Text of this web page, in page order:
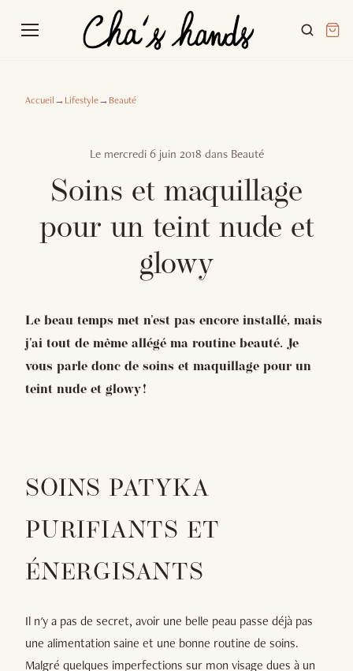
Accueil→Lifestyle→Beauté
Le mercredi 6 juin 2018 dans Beauté
Soins et maquillage
pour un teint nude et
glowy
Le beau temps met n'est pas encore installé, mais
j'ai tout de même allégé ma routine beauté. Je
vous parle donc de soins et maquillage pour un
teint nude et glowy !
SOINS PATYKA
PURIFIANTS ET
ÉNERGISANTS
Il n'y a pas de secret, avoir une belle peau passe déjà pas
une alimentation saine et une bonne routine de soins.
Malgré quelques imperfections sur mon visage dues à un